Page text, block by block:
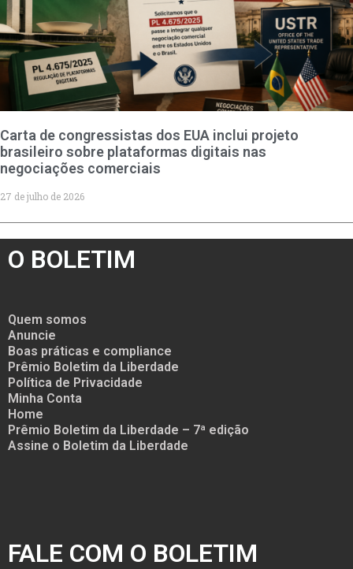
Carta de congressistas dos EUA inclui projeto
brasileiro sobre plataformas digitais nas
negociações comerciais
27 de julho de 2026
O BOLETIM
Quem somos
Anuncie
Boas práticas e compliance
Prêmio Boletim da Liberdade
Política de Privacidade
Minha Conta
Home
Prêmio Boletim da Liberdade – 7ª edição
Assine o Boletim da Liberdade
FALE COM O BOLETIM